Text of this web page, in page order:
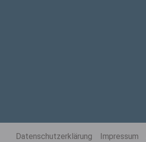
Datenschutzerklärung Impressum